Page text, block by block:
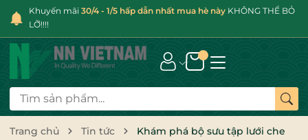
Khuyến mãi 30/4 - 1/5 hấp dẫn nhất mua hè này KHÔNG THỂ BỎ
LỠ!!!!
Trang chủ Tin tức
Khám phá bộ sưu tập lưới che